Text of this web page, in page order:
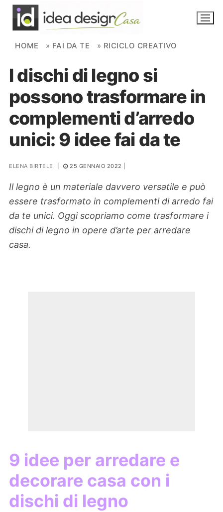
Skip to content
NOVITÀ
AMBIENTI
FAI DA TE
PIANTE
Ortaggio
HOME » FAI DA TE » RICICLO CREATIVO
I dischi di legno si
possono trasformare in
complementi d’arredo
unici: 9 idee fai da te
ELENA BIRTELE 25 GENNAIO 2022
Il legno è un materiale davvero versatile e può
essere trasformato in complementi di arredo fai
da te unici. Oggi scopriamo come trasformare i
dischi di legno in opere d’arte per arredare
casa.
9 idee per arredare e
decorare casa con i
dischi di legno